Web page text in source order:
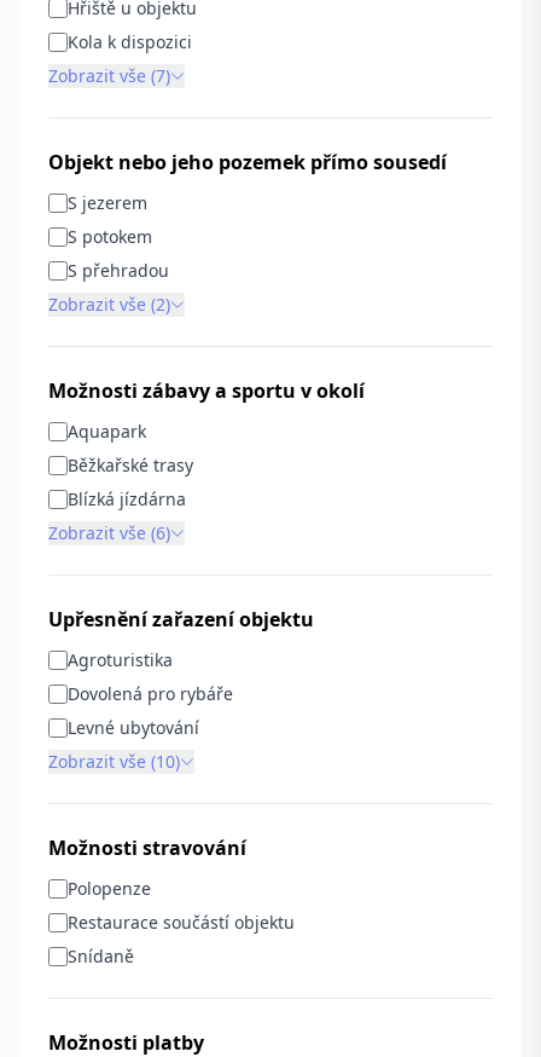
Hřiště u objektu
Kola k dispozici
Zobrazit vše (7)
Objekt nebo jeho pozemek přímo sousedí
S jezerem
S potokem
S přehradou
Zobrazit vše (2)
Možnosti zábavy a sportu v okolí
Aquapark
Běžkařské trasy
Blízká jízdárna
Zobrazit vše (6)
Upřesnění zařazení objektu
Agroturistika
Dovolená pro rybáře
Levné ubytování
Zobrazit vše (10)
Možnosti stravování
Polopenze
Restaurace součástí objektu
Snídaně
Možnosti platby